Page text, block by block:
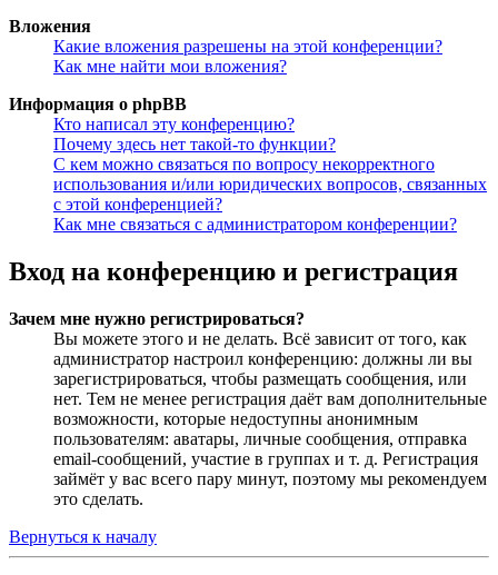
Вложения
Какие вложения разрешены на этой конференции?
Как мне найти мои вложения?
Информация о phpBB
Кто написал эту конференцию?
Почему здесь нет такой-то функции?
С кем можно связаться по вопросу некорректного
использования и/или юридических вопросов, связанных
с этой конференцией?
Как мне связаться с администратором конференции?
Вход на конференцию и регистрация
Зачем мне нужно регистрироваться?
Вы можете этого и не делать. Всё зависит от того, как
администратор настроил конференцию: должны ли вы
зарегистрироваться, чтобы размещать сообщения, или
нет. Тем не менее регистрация даёт вам дополнительные
возможности, которые недоступны анонимным
пользователям: аватары, личные сообщения, отправка
email-сообщений, участие в группах и т. д. Регистрация
займёт у вас всего пару минут, поэтому мы рекомендуем
это сделать.
Вернуться к началу